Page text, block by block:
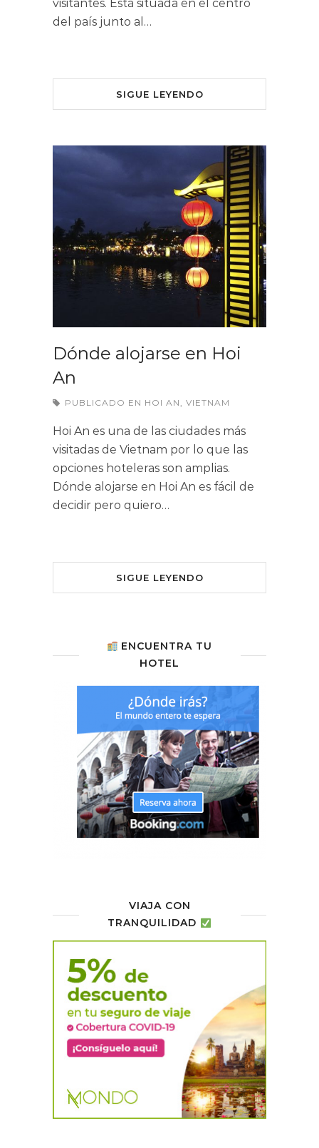
visitantes. Está situada en el centro
del país junto al…
SIGUE LEYENDO
Dónde alojarse en Hoi
An
PUBLICADO EN HOI AN , VIETNAM
Hoi An es una de las ciudades más
visitadas de Vietnam por lo que las
opciones hoteleras son amplias.
Dónde alojarse en Hoi An es fácil de
decidir pero quiero…
SIGUE LEYENDO
ENCUENTRA TU
HOTEL
VIAJA CON
TRANQUILIDAD